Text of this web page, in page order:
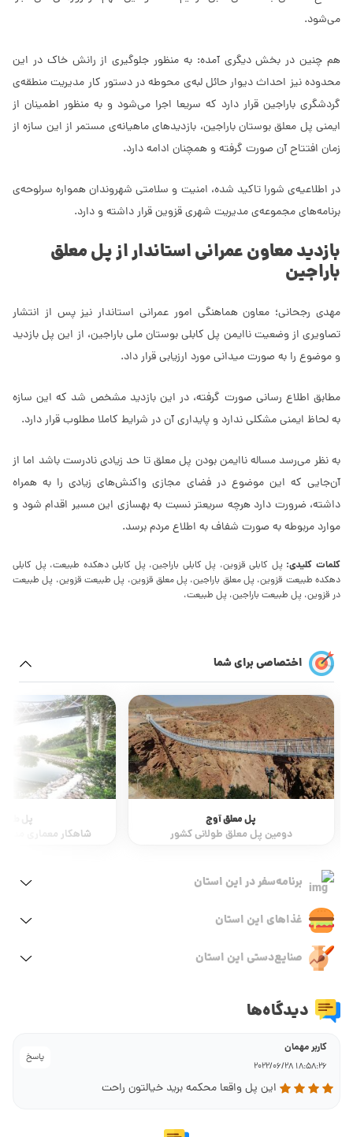
می‌شود.
هم چنین در بخش دیگری آمده: به منظور جلوگیری از رانش خاک در این
محدوده نیز احداث دیوار حائل لبه‌ی محوطه در دستور کار مدیریت منطقه‌ی
گردشگری باراجین قرار دارد که سریعا اجرا می‌شود و به منظور اطمینان از
ایمنی پل معلق بوستان باراجین، بازدیدهای ماهیانه‌ی مستمر از این سازه از
زمان افتتاح آن صورت گرفته و همچنان ادامه دارد.
در اطلاعیه‌ی شورا تاکید شده، امنیت و سلامتی شهروندان همواره سرلوحه‌ی
برنامه‌های مجموعه‌ی مدیریت شهری قزوین قرار داشته و دارد.
بازدید معاون عمرانی استاندار از پل معلق
باراجین
مهدی رجحانی؛ معاون هماهنگی امور عمرانی استاندار نیز پس از انتشار
تصاویری از وضعیت ناایمن پل کابلی بوستان ملی باراجین، از این پل بازدید
و موضوع را به صورت میدانی مورد ارزیابی قرار داد.
مطابق اطلاع رسانی صورت گرفته، در این بازدید مشخص شد که این سازه
به لحاظ ایمنی مشکلی ندارد و پایداری آن در شرایط کاملا مطلوب قرار دارد.
به نظر می‌رسد مساله ناایمن بودن پل معلق تا حد زیادی نادرست باشد اما از
آن‌جایی که این موضوع در فضای مجازی واکنش‌های زیادی را به همراه
داشته، ضرورت دارد هرچه سریعتر نسبت به بهسازی این مسیر اقدام شود و
موارد مربوطه به صورت شفاف به اطلاع مردم برسد.
کلمات کلیدی: پل کابلی قزوین، پل کابلی باراجین، پل کابلی دهکده طبیعت، پل کابلی
دهکده طبیعت قزوین، پل معلق باراجین، پل معلق قزوین، پل طبیعت قزوین، پل طبیعت
در قزوین، پل طبیعت باراجین، پل طبیعت،
اختصاصی برای شما
پل معلق آوج
دومین پل معلق طولانی کشور
پل
شاهکار معماری
برنامه‌سفر‌ در این استان
غذاهای این استان
صنایع‌دستی این استان
دیدگاه‌ها
پاسخ
کاربر مهمان
18:58:26 2022/06/28
این پل واقعا محکمه برید خیالتون راحت